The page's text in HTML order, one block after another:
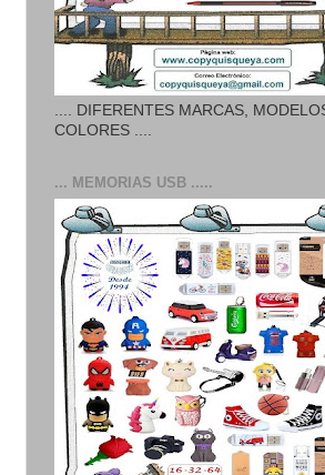
.... DIFERENTES MARCAS,
COLORES ....
... MEMORIAS USB .....